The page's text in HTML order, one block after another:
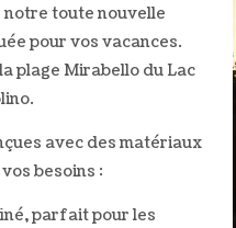
notre toute nouvelle
pour vos vacances.
plage Mirabello du Lac
avec des matériaux
besoins :
parfait pour les